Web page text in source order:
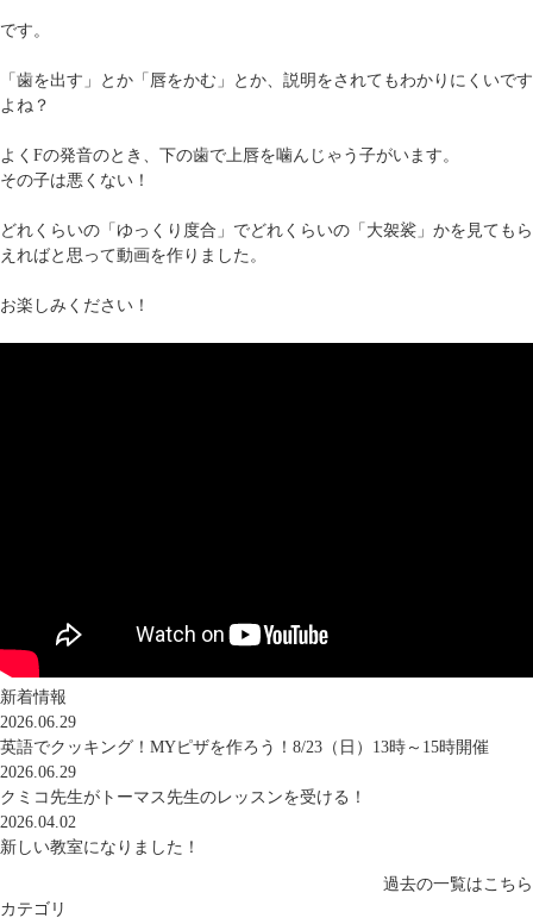
です。
「歯を出す」とか「唇をかむ」とか、説明をされてもわかりにくいです
よね？
よくFの発音のとき、下の歯で上唇を噛んじゃう子がいます。
その子は悪くない！
どれくらいの「ゆっくり度合」でどれくらいの「大袈裟」かを見てもら
えればと思って動画を作りました。
お楽しみください！
新着情報
2026.06.29
英語でクッキング！MYピザを作ろう！8/23（日）13時～15時開催
2026.06.29
クミコ先生がトーマス先生のレッスンを受ける！
2026.04.02
新しい教室になりました！
過去の一覧はこちら
カテゴリ